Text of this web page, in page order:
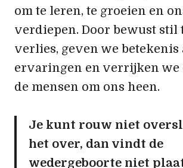
om te leren, te groeien en
verdiepen. Door bewust stil
verlies, geven we betekenis
ervaringen en verrijken we
de mensen om ons heen.
Je kunt rouw niet
het over, dan vindt de
wedergeboorte niet